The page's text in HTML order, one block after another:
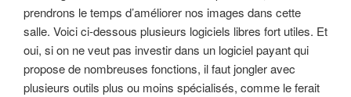
prendrons le temps d’améliorer nos images dans cette
salle. Voici ci-dessous plusieurs logiciels libres fort utiles. Et
oui, si on ne veut pas investir dans un logiciel payant qui
propose de nombreuses fonctions, il faut jongler avec
plusieurs outils plus ou moins spécialisés, comme le ferait